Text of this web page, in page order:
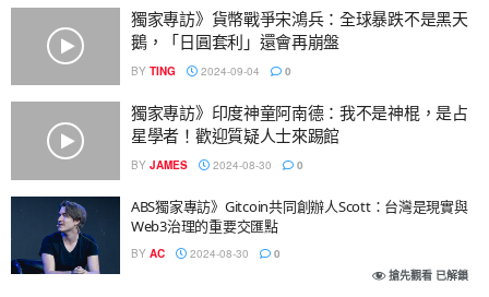
獨家專訪》貨幣戰爭宋鴻兵：全球暴跌不是黑天
鵝，「日圓套利」還會再崩盤
BY TING 2024-09-04 0
獨家專訪》印度神童阿南德：我不是神棍，是占
星學者！歡迎質疑人士來踢館
BY JAMES 2024-08-30 0
ABS獨家專訪》Gitcoin共同創辦人Scott：台灣是現實與
Web3治理的重要交匯點
BY AC 2024-08-30
0
搶先觀看 已解鎖